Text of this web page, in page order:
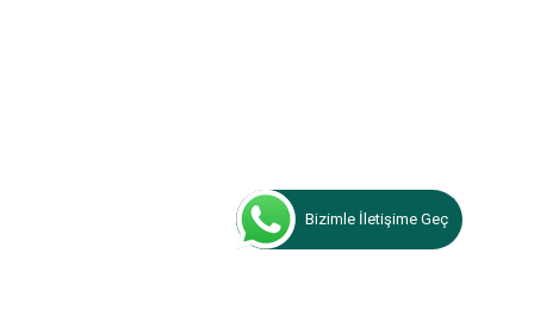
Bizimle İletişime Geç